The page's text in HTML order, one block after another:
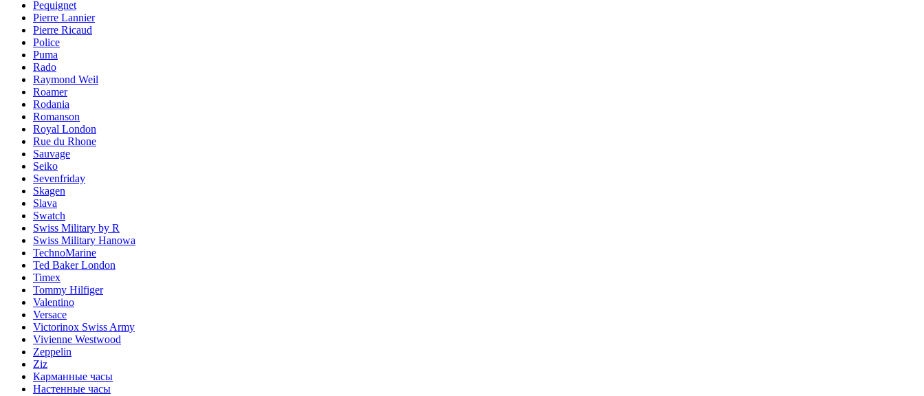
Pequignet
Pierre Lannier
Pierre Ricaud
Police
Puma
Rado
Raymond Weil
Roamer
Rodania
Romanson
Royal London
Rue du Rhone
Sauvage
Seiko
Sevenfriday
Skagen
Slava
Swatch
Swiss Military by R
Swiss Military Hanowa
TechnoMarine
Ted Baker London
Timex
Tommy Hilfiger
Valentino
Versace
Victorinox Swiss Army
Vivienne Westwood
Zeppelin
Ziz
Карманные часы
Настенные часы